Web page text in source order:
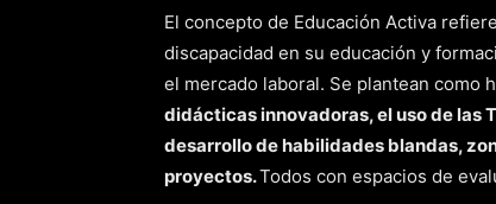
El concepto de Educación Activa
discapacidad en su educación y
el mercado laboral. Se plantean como
didácticas innovadoras, el uso de las
desarrollo de habilidades blandas,
proyectos.Todos con espacios de